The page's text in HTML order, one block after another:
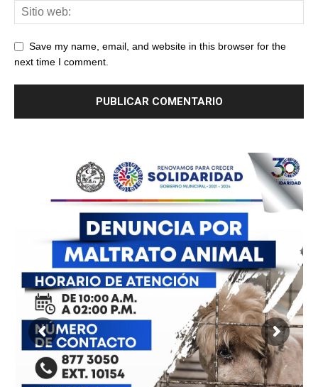
Save my name, email, and website in this browser for the
next time I comment.